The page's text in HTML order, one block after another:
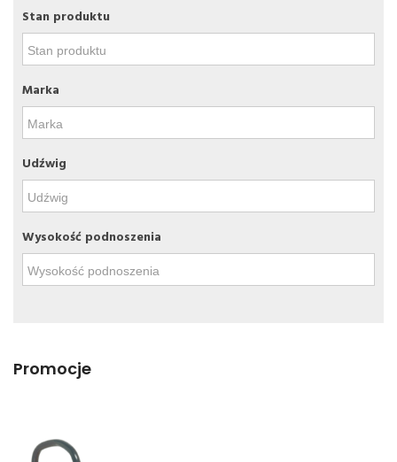
Stan produktu
Marka
Udźwig
Wysokość podnoszenia
Promocje